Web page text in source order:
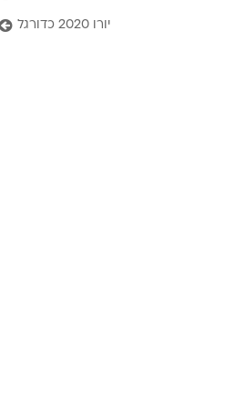
יורו 2020 כדורגל